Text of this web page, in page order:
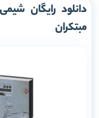
دانلود رایگان
مبتکران